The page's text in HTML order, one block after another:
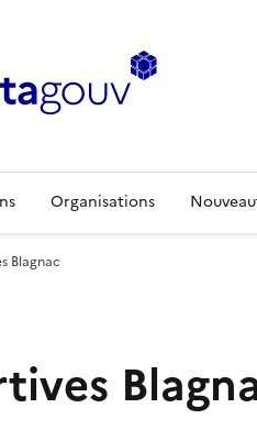
Organisations
Blagnac